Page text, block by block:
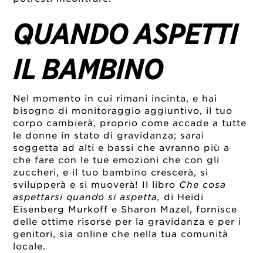
QUANDO ASPETTI
IL BAMBINO
Nel momento in cui rimani incinta, e hai
bisogno di monitoraggio aggiuntivo, il tuo
corpo cambierà, proprio come accade a tutte
le donne in stato di gravidanza; sarai
soggetta ad alti e bassi che avranno più a
che fare con le tue emozioni che con gli
zuccheri, e il tuo bambino crescerà, si
svilupperà e si muoverà! Il libro Che cosa
aspettarsi quando si aspetta, di Heidi
Eisenberg Murkoff e Sharon Mazel, fornisce
delle ottime risorse per la gravidanza e per i
genitori, sia online che nella tua comunità
locale.